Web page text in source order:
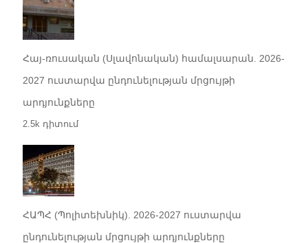
Հայ-ռուսական (Սլավոնական) համալսարան. 2026-
2027 ուստարվա ընդունելության մրցույթի
արդյունքները
2.5k դիտում
ՀԱՊՀ (Պոլիտեխնիկ). 2026-2027 ուստարվա
ընդունելության մրցույթի արդյունքները